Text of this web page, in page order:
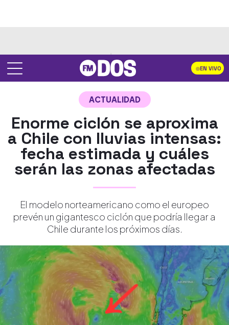
EN VIVO
ACTUALIDAD
Enorme ciclón se aproxima
a Chile con lluvias intensas:
fecha estimada y cuáles
serán las zonas afectadas
El modelo norteamericano como el europeo
prevén un gigantesco ciclón que podría llegar a
Chile durante los próximos días.